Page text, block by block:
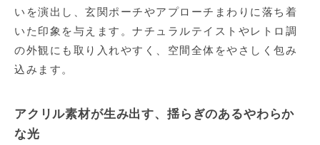
いを演出し、玄関ポーチやアプローチまわりに落ち着
いた印象を与えます。ナチュラルテイストやレトロ調
の外観にも取り入れやすく、空間全体をやさしく包み
込みます。
アクリル素材が生み出す、揺らぎのあるやわらか
な光